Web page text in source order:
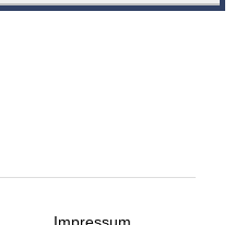
Impressum